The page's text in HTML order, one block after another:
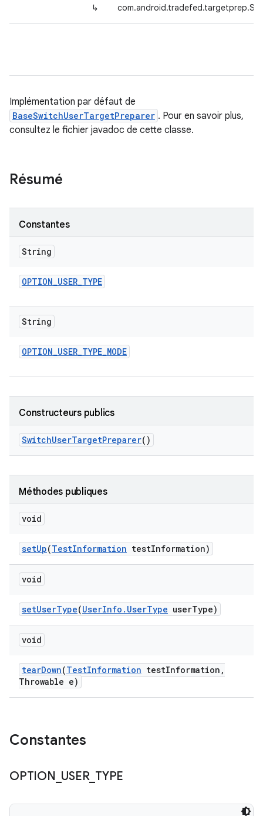
↳
Implémentation par défaut de
BaseSwitchUserTargetPreparer . Pour en savoir plus,
consultez le fichier javadoc de cette classe.
Résumé
Constantes
String
OPTION_USER_TYPE
String
OPTION_USER_TYPE_MODE
Constructeurs publics
SwitchUserTargetPreparer()
Méthodes publiques
void
setUp(TestInformation testInformation)
void
setUserType(UserInfo . UserType userType)
void
tearDown(TestInformation testInformation ,
Throwable e)
Constantes
OPTION USER_ TYPE